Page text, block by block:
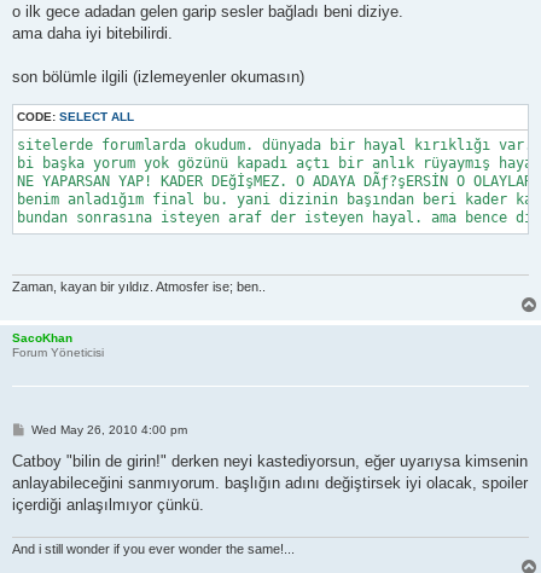
o ilk gece adadan gelen garip sesler bağladı beni diziye.
ama daha iyi bitebilirdi.
son bölümle ilgili (izlemeyenler okumasın)
CODE: SELECT ALL
sitelerde forumlarda okudum. dünyada bir hayal kırıklığı
bi başka yorum yok gözünü kapadı açtı bir anlık rüyaymış
NE YAPARSAN YAP! KADER DEğİşMEZ. O ADAYA DÃƒ?şERSİN O
benim anladığım final bu. yani dizinin başından beri kader
bundan sonrasına isteyen araf der isteyen hayal. ama bence
Zaman, kayan bir yıldız. Atmosfer ise; ben..
SacoKhan
Forum Yöneticisi
P
s
Wed May 26, 2010 4:00 pm
Catboy "bilin de girin!" derken neyi kastediyorsun, eğer uyarıysa kimsenin
anlayabileceğini sanmıyorum. başlığın adını değiştirsek iyi olacak, spoiler
içerdiği anlaşılmıyor çünkü.
And i still wonder if you ever wonder the same!...